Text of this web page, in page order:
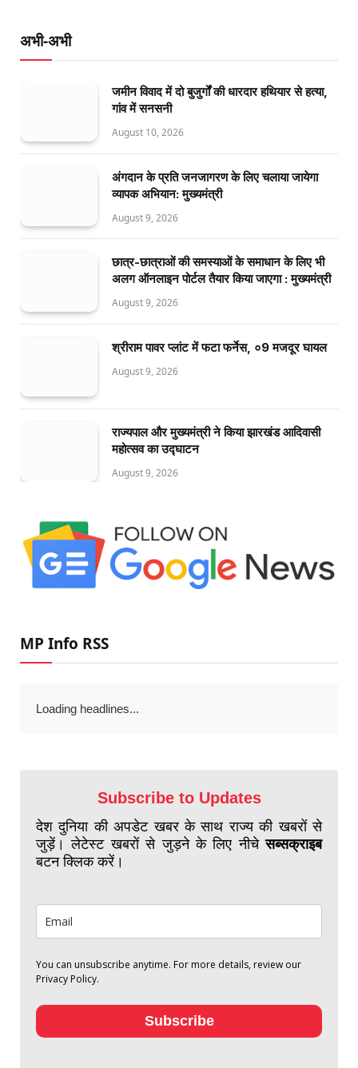
अभी-अभी
जमीन विवाद में दो बुजुर्गों की धारदार हथियार से हत्या,
गांव में सनसनी
August 10, 2026
अंगदान के प्रति जनजागरण के लिए चलाया जायेगा
व्यापक अभियान: मुख्यमंत्री
August 9, 2026
छात्र-छात्राओं की समस्याओं के समाधान के लिए भी
अलग ऑनलाइन पोर्टल तैयार किया जाएगा : मुख्यमंत्री
August 9, 2026
श्रीराम पावर प्लांट में फटा फर्नेस, ०9 मजदूर घायल
August 9, 2026
राज्यपाल और मुख्यमंत्री ने किया झारखंड आदिवासी
महोत्सव का उद्घाटन
August 9, 2026
MP Info RSS
Loading headlines...
Subscribe to Updates
देश दुनिया की अपडेट खबर के साथ राज्य की खबरों से
जुड़ें। लेटेस्ट खबरों से जुड़ने के लिए नीचेसब्सक्राइब
बटन क्लिक करें।
You can unsubscribe anytime. For more details, review our
Privacy Policy.
Subscribe